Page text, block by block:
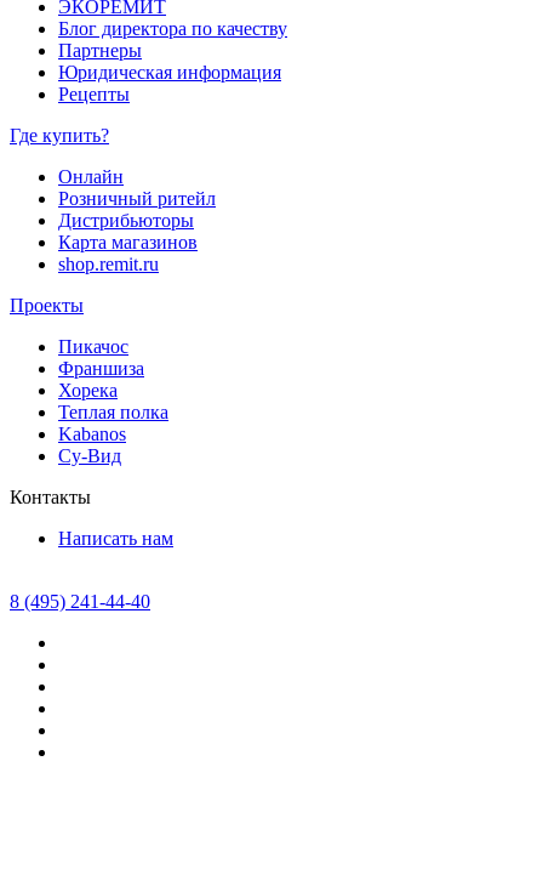
ЭКОРЕМИТ
Блог директора по качеству
Партнеры
Юридическая информация
Рецепты
Где купить?
Онлайн
Розничный ритейл
Дистрибьюторы
Карта магазинов
shop.remit.ru
Проекты
Пикачос
Франшиза
Хорека
Теплая полка
Kabanos
Су-Вид
Контакты
Написать нам
8 (495) 241-44-40